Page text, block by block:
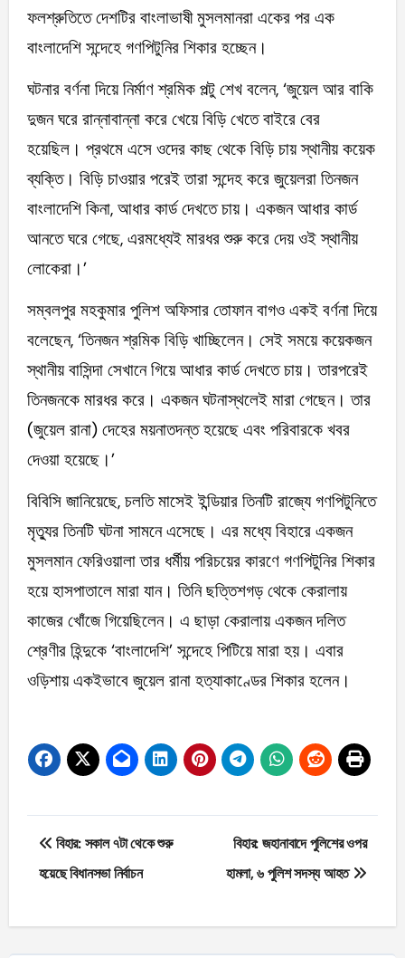
ফলশ্রুতিতে দেশটির বাংলাভাষী মুসলমানরা একের পর এক
বাংলাদেশি সন্দেহে গণপিটুনির শিকার হচ্ছেন।
ঘটনার বর্ণনা দিয়ে নির্মাণ শ্রমিক পল্টু শেখ বলেন, ‘জুয়েল আর বাকি
দুজন ঘরে রান্নাবান্না করে খেয়ে বিড়ি খেতে বাইরে বের
হয়েছিল। প্রথমে এসে ওদের কাছ থেকে বিড়ি চায় স্থানীয় কয়েক
ব্যক্তি। বিড়ি চাওয়ার পরেই তারা সন্দেহ করে জুয়েলরা তিনজন
বাংলাদেশি কিনা, আধার কার্ড দেখতে চায়। একজন আধার কার্ড
আনতে ঘরে গেছে, এরমধ্যেই মারধর শুরু করে দেয় ওই স্থানীয়
লোকেরা।’
সম্বলপুর মহকুমার পুলিশ অফিসার তোফান বাগও একই বর্ণনা দিয়ে
বলেছেন, ‘তিনজন শ্রমিক বিড়ি খাচ্ছিলেন। সেই সময়ে কয়েকজন
স্থানীয় বাসিন্দা সেখানে গিয়ে আধার কার্ড দেখতে চায়। তারপরেই
তিনজনকে মারধর করে। একজন ঘটনাস্থলেই মারা গেছেন। তার
(জুয়েল রানা) দেহের ময়নাতদন্ত হয়েছে এবং পরিবারকে খবর
দেওয়া হয়েছে।’
বিবিসি জানিয়েছে, চলতি মাসেই ইন্ডিয়ার তিনটি রাজ্যে গণপিটুনিতে
মৃত্যুর তিনটি ঘটনা সামনে এসেছে। এর মধ্যে বিহারে একজন
মুসলমান ফেরিওয়ালা তার ধর্মীয় পরিচয়ের কারণে গণপিটুনির শিকার
হয়ে হাসপাতালে মারা যান। তিনি ছত্তিশগড় থেকে কেরালায়
কাজের খোঁজে গিয়েছিলেন। এ ছাড়া কেরালায় একজন দলিত
শ্রেণীর হিন্দুকে ‘বাংলাদেশি’ সন্দেহে পিটিয়ে মারা হয়। এবার
ওড়িশায় একইভাবে জুয়েল রানা হত্যাকাণ্ডের শিকার হলেন।
Post
navigation
বিহার: সকাল ৭টা থেকে শুরু
হয়েছে বিধানসভা নির্বাচন
বিহার: জহানাবাদে পুলিশের ওপর
হামলা, ৬ পুলিশ সদস্য আহত